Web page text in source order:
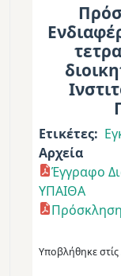
Ετικέτες
Αρχεία
Έγγραφο
ΥΠΑΙΘΑ
Υποβλήθηκε στίς